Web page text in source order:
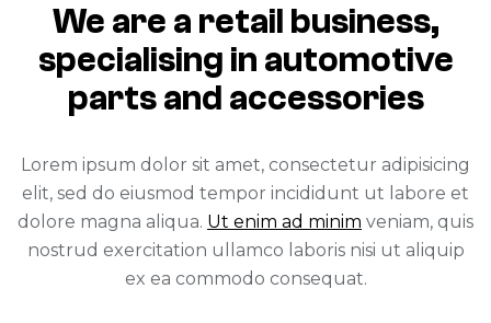
We are a retail business,
specialising in automotive
parts and accessories
Lorem ipsum dolor sit amet, consectetur adipisicing
elit, sed do eiusmod tempor incididunt ut labore et
dolore magna aliqua. Ut enim ad minim veniam, quis
nostrud exercitation ullamco laboris nisi ut aliquip
ex ea commodo consequat.